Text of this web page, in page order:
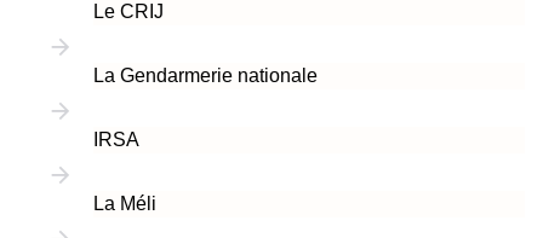
Le CRIJ
La Gendarmerie nationale
IRSA
La Méli